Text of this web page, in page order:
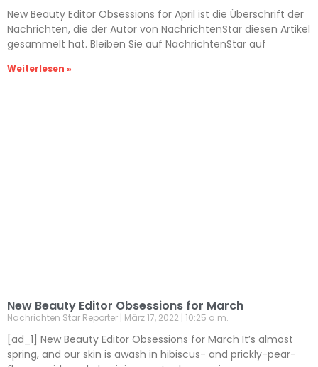
New Beauty Editor Obsessions for April ist die Überschrift der
Nachrichten, die der Autor von NachrichtenStar diesen Artikel
gesammelt hat. Bleiben Sie auf NachrichtenStar auf
Weiterlesen »
New Beauty Editor Obsessions for March
Nachrichten Star Reporter März 17, 2022 10:25 a.m.
[ad_1] New Beauty Editor Obsessions for March It’s almost
spring, and our skin is awash in hibiscus- and prickly-pear-